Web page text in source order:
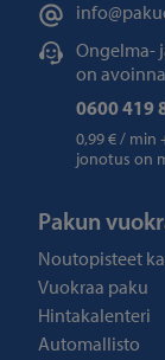
Ongelma-
on
0600 419
0,99 € /
jonotus on
Pakun
Noutopisteet
Vuokraa paku
Hintakalenteri
Automallisto